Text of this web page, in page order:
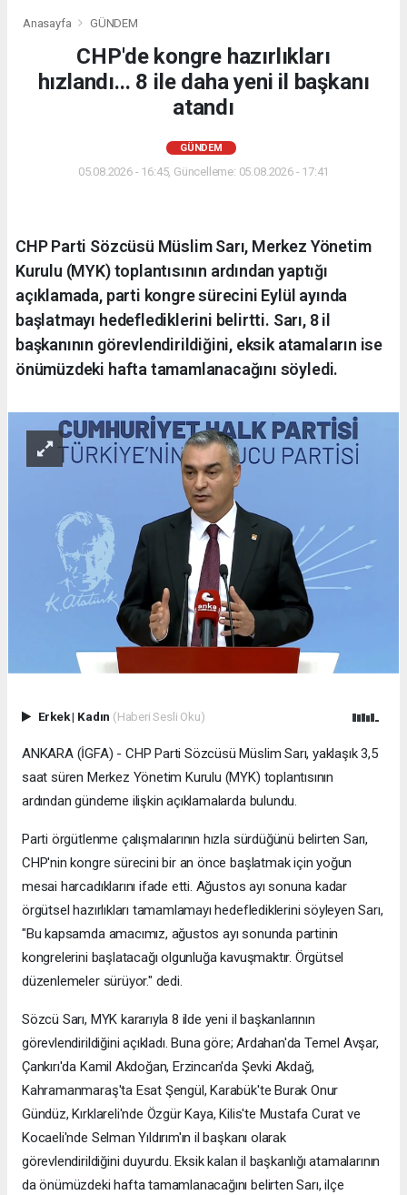
Anasayfa GÜNDEM
CHP'de kongre hazırlıkları
hızlandı... 8 ile daha yeni il başkanı
atandı
GÜNDEM
05.08.2026 - 16:45, Güncelleme: 05.08.2026 - 17:41
CHP Parti Sözcüsü Müslim Sarı, Merkez Yönetim
Kurulu (MYK) toplantısının ardından yaptığı
açıklamada, parti kongre sürecini Eylül ayında
başlatmayı hedeflediklerini belirtti. Sarı, 8 il
başkanının görevlendirildiğini, eksik atamaların ise
önümüzdeki hafta tamamlanacağını söyledi.
Erkek| Kadın (Haberi Sesli Oku)
ANKARA (İGFA) - CHP Parti Sözcüsü Müslim Sarı, yaklaşık 3,5
saat süren Merkez Yönetim Kurulu (MYK) toplantısının
ardından gündeme ilişkin açıklamalarda bulundu.
Parti örgütlenme çalışmalarının hızla sürdüğünü belirten Sarı,
CHP'nin kongre sürecini bir an önce başlatmak için yoğun
mesai harcadıklarını ifade etti. Ağustos ayı sonuna kadar
örgütsel hazırlıkları tamamlamayı hedeflediklerini söyleyen Sarı,
"Bu kapsamda amacımız, ağustos ayı sonunda partinin
kongrelerini başlatacağı olgunluğa kavuşmaktır. Örgütsel
düzenlemeler sürüyor." dedi.
Sözcü Sarı, MYK kararıyla 8 ilde yeni il başkanlarının
görevlendirildiğini açıkladı. Buna göre; Ardahan'da Temel Avşar,
Çankırı'da Kamil Akdoğan, Erzincan'da Şevki Akdağ,
Kahramanmaraş'ta Esat Şengül, Karabük'te Burak Onur
Gündüz, Kırklareli'nde Özgür Kaya, Kilis'te Mustafa Curat ve
Kocaeli'nde Selman Yıldırım'ın il başkanı olarak
görevlendirildiğini duyurdu. Eksik kalan il başkanlığı atamalarının
da önümüzdeki hafta tamamlanacağını belirten Sarı, ilçe